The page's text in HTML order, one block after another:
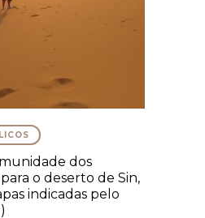
dos
o deserto de Sin,
indicadas pelo